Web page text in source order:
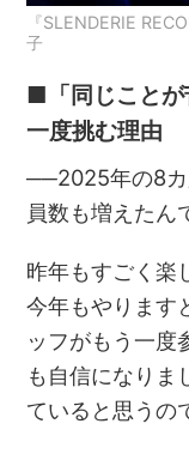
『SLENDERIE
子
■「同じことが
一度挑む理由
──2025年の8カ
員数も増えたん
昨年もすごく楽
今年もやります
ッフがもう一度
も自信になりま
ていると思うの